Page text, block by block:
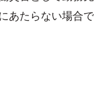
あたらない場合